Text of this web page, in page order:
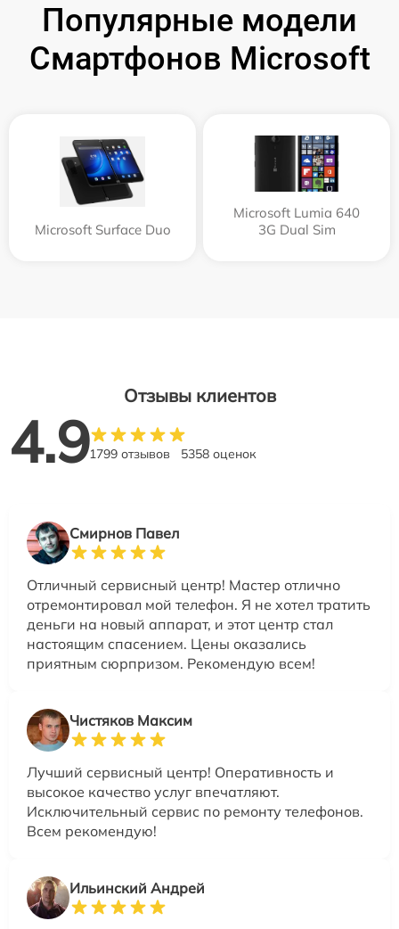
Популярные модели
Смартфонов Microsoft
Microsoft Surface Duo
Microsoft Lumia 640
3G Dual Sim
Отзывы клиентов
4.91799 отзывов 5358 оценок
Смирнов Павел
Отличный сервисный центр! Мастер отлично
отремонтировал мой телефон. Я не хотел тратить
деньги на новый аппарат, и этот центр стал
настоящим спасением. Цены оказались
приятным сюрпризом. Рекомендую всем!
Чистяков Максим
Лучший сервисный центр! Оперативность и
высокое качество услуг впечатляют.
Исключительный сервис по ремонту телефонов.
Всем рекомендую!
Ильинский Андрей